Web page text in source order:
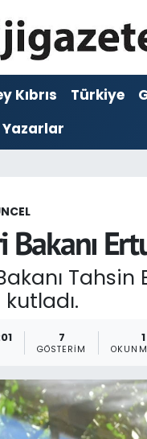
Kıbrıs Türkiye
Yazarlar
Bakanı
kutladı.
7
GÖSTERIM